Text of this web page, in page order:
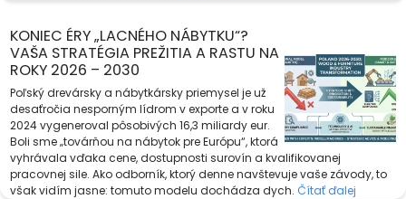
KONIEC ÉRY „LACNÉHO NÁBYTKU“?
VAŠA STRATÉGIA PREŽITIA A RASTU NA
ROKY 2026 – 2030
Poľský drevársky a nábytkársky priemysel je už
desaťročia nesporným lídrom v exporte a v roku
2024 vygeneroval pôsobivých 16,3 miliardy eur.
Boli sme „továrňou na nábytok pre Európu“, ktorá
vyhrávala vďaka cene, dostupnosti surovín a kvalifikovanej
pracovnej sile. Ako odborník, ktorý denne navštevuje vaše závody, to
však vidím jasne: tomuto modelu dochádza dych. Čítať ďalej